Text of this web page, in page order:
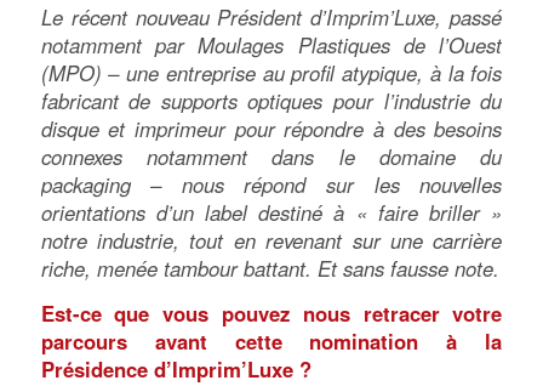
Le récent nouveau Président d’Imprim’Luxe, passé
notamment par Moulages Plastiques de l’Ouest
(MPO) – une entreprise au profil atypique, à la fois
fabricant de supports optiques pour l’industrie du
disque et imprimeur pour répondre à des besoins
connexes notamment dans le domaine du
packaging – nous répond sur les nouvelles
orientations d’un label destiné à « faire briller »
notre industrie, tout en revenant sur une carrière
riche, menée tambour battant. Et sans fausse note.
Est-ce que vous pouvez nous retracer votre
parcours avant cette nomination à la
Présidence d’Imprim’Luxe ?